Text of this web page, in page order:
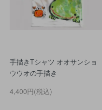
手描きTシャツ オオサンショ
ウウオの手描き
4,400円(税込)